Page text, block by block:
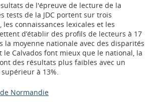
de l'épreuve de lecture de la
tests de la JDC portent sur trois
connaissances lexicales et les
d’établir des profils de lecteurs à 17
la moyenne nationale avec des disparités
Calvados font mieux que le national, la
des résultats plus faibles avec un
à 13%.
Normandie